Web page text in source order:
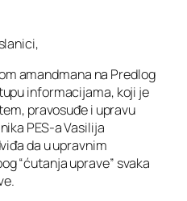
amandmana na Predlog
informacijama, koji je
pravosuđe i upravu
PES-a Vasilija
da u upravnim
“ćutanja uprave” svaka